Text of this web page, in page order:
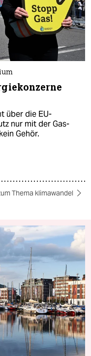
über die EU-
nur mit der Gas-
Gehör.
Thema klimawandel